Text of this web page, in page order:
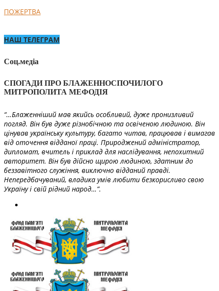
ПОЖЕРТВА
НАШ ТЕЛЕГРАМ
Соц.медіа
СПОГАДИ ПРО БЛАЖЕННОСПОЧИЛОГО
МИТРОПОЛИТА МЕФОДІЯ
“…Блаженніший мав якийсь особливий, дуже пронизливий
погляд. Він був дуже різнобічною та освіченою людиною. Він
цінував українську культуру, багато читав, працював і вимагав
від оточення відданої праці. Природжений адміністратор,
дипломат, вчитель і приклад для наслідування, непохитний
авторитет. Він був дійсно щирою людиною, здатним до
беззавітного служіння, виключно відданий правді.
Непередбачуваний, владика умів любити безкорисливо свою
Україну і свій рідний народ…”.